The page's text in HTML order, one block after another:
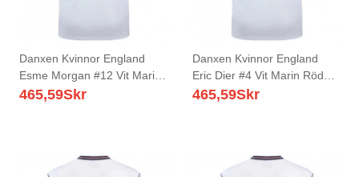
Danxen Kvinnor England
Esme Morgan #12 Vit Marin
Röd Hemmatröja Matchtröjor
465,59Skr
Danxen Kvinnor England
Eric Dier #4 Vit Marin Röd
Hemmatröja Matchtröjor 26-
465,59Skr